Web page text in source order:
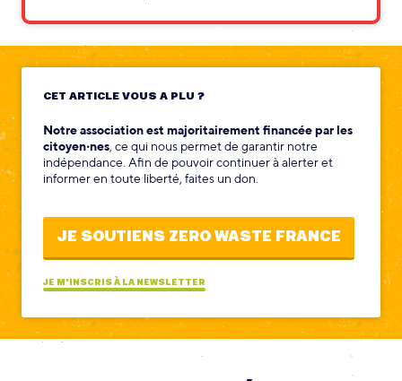
CET ARTICLE VOUS A PLU ?
Notre association est majoritairement financée par les
citoyen‧nes , ce qui nous permet de garantir notre
indépendance. Afin de pouvoir continuer à alerter et
informer en toute liberté, faites un don.
JE SOUTIENS ZERO WASTE FRANCE
JE M'INSCRIS À LA NEWSLETTER